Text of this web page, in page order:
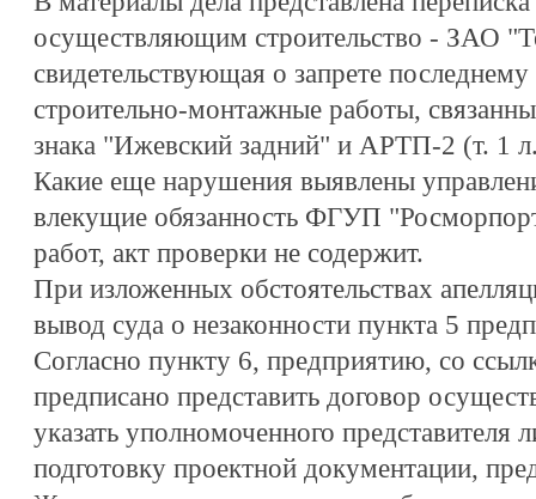
осуществляющим строительство - ЗАО
свидетельствующая о запрете
строительно-монтажные работы,
знака "Ижевский задний" и АРТП-2 (т. 1
Какие еще нарушения выявлены
влекущие обязанность ФГУП
работ, акт проверки не содержит.
При изложенных обстоятельствах
вывод суда о незаконности пункта 5
Согласно пункту 6, предприятию, со
предписано представить договор
указать уполномоченного представителя
подготовку проектной документации,